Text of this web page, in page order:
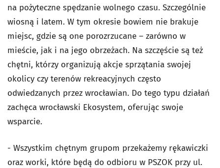
na pożyteczne spędzanie wolnego czasu. Szczególnie
wiosną i latem. W tym okresie bowiem nie brakuje
miejsc, gdzie są one porozrzucane – zarówno w
mieście, jak i na jego obrzeżach. Na szczęście są też
chętni, którzy organizują akcje sprzątania swojej
okolicy czy terenów rekreacyjnych często
odwiedzanych przez wrocławian. Do tego typu działań
zachęca wrocławski Ekosystem, oferując swoje
wsparcie.
- Wszystkim chętnym grupom przekażemy rękawiczki
oraz worki, które będą do odbioru w PSZOK przy ul.